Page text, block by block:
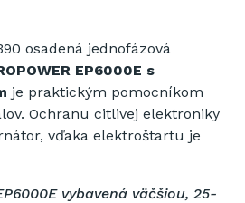
osadená jednofázová
EP6000E s
je praktickým pomocníkom
Ochranu citlivej elektroniky
vďaka elektroštartu je
vybavená väčšiou, 25-